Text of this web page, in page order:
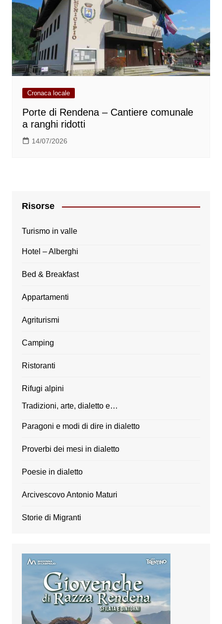
Cronaca locale
Porte di Rendena – Cantiere comunale
a ranghi ridotti
14/07/2026
Risorse
Turismo in valle
Hotel – Alberghi
Bed & Breakfast
Appartamenti
Agriturismi
Camping
Ristoranti
Rifugi alpini
Tradizioni, arte, dialetto e…
Paragoni e modi di dire in dialetto
Proverbi dei mesi in dialetto
Poesie in dialetto
Arcivescovo Antonio Maturi
Storie di Migranti